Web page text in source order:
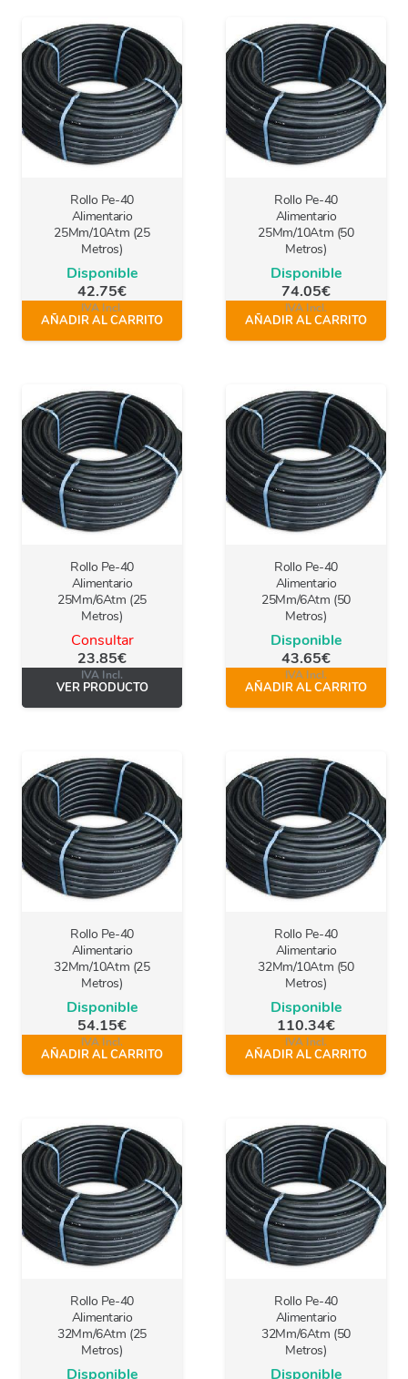
Rollo Pe-40
Alimentario
25Mm/10Atm (25
Metros)
Disponible
42.75€
IVA Incl.
AÑADIR AL CARRITO
Rollo Pe-40
Alimentario
25Mm/10Atm (50
Metros)
Disponible
74.05€
IVA Incl.
AÑADIR AL CARRITO
Rollo Pe-40
Alimentario
25Mm/6Atm (25
Metros)
Consultar
23.85€
IVA Incl.
VER PRODUCTO
Rollo Pe-40
Alimentario
25Mm/6Atm (50
Metros)
Disponible
43.65€
IVA Incl.
AÑADIR AL CARRITO
Rollo Pe-40
Alimentario
32Mm/10Atm (25
Metros)
Disponible
54.15€
IVA Incl.
AÑADIR AL CARRITO
Rollo Pe-40
Alimentario
32Mm/10Atm (50
Metros)
Disponible
110.34€
IVA Incl.
AÑADIR AL CARRITO
Rollo Pe-40
Alimentario
32Mm/6Atm (25
Metros)
Disponible
Rollo Pe-40
Alimentario
32Mm/6Atm (50
Metros)
Disponible